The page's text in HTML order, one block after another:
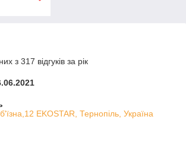
з 317 відгуків за рік
EKOSTAR, Тернопіль, Україна